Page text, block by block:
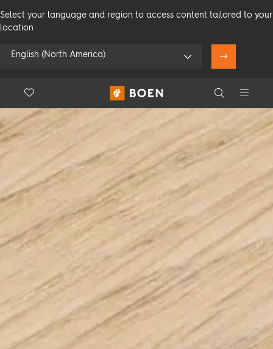
Select your language and region to access content tailored to your
location
English (North America)
Använd min position
Se alla återförsäljare
Search
Floor.Wishlist
Proffs
Produkter
Inspiration
Hållbarhet